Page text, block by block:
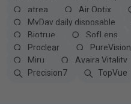
atrea
Air Optix
MyDay daily disposable
Biotrue
SofLens
Proclear
PureVision
Miru
Avaira Vitality
Precision7
TopVue